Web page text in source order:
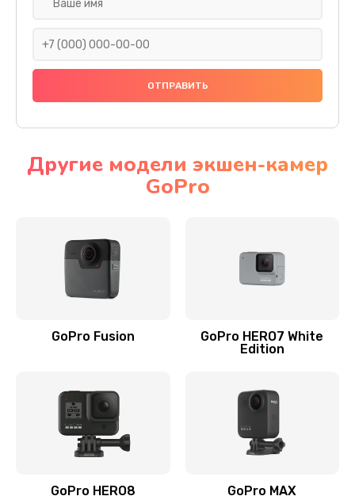
Другие модели экшен-камер
GoPro
GoPro Fusion
GoPro HERO7 White
Edition
GoPro HERO8 GoPro MAX